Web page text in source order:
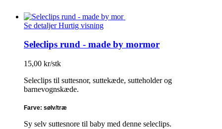
Se detaljerHurtig visning
Seleclips rund - made by mormor
15,00 kr/stk
Seleclips til suttesnor, suttekæde, sutteholder og
barnevognskæde.
Farve: sølv/træ
Sy selv suttesnore til baby med denne seleclips.